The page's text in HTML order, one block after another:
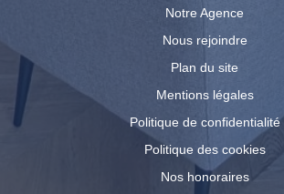
Notre Agence
Nous rejoindre
Plan du site
Mentions légales
Politique de confidentialité
Politique des cookies
Nos honoraires